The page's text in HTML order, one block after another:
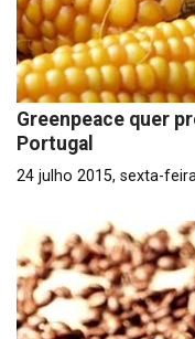
Greenpeace quer
Portugal
24 julho 2015, sexta-